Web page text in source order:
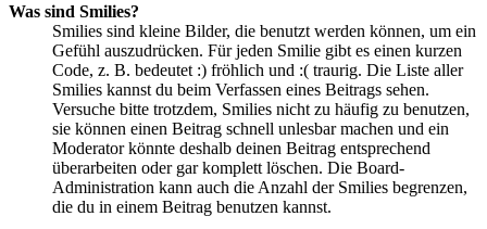
Was sind Smilies?
Smilies sind kleine Bilder, die benutzt werden können, um ein
Gefühl auszudrücken. Für jeden Smilie gibt es einen kurzen
Code, z. B. bedeutet :) fröhlich und :( traurig. Die Liste aller
Smilies kannst du beim Verfassen eines Beitrags sehen.
Versuche bitte trotzdem, Smilies nicht zu häufig zu benutzen,
sie können einen Beitrag schnell unlesbar machen und ein
Moderator könnte deshalb deinen Beitrag entsprechend
überarbeiten oder gar komplett löschen. Die Board-
Administration kann auch die Anzahl der Smilies begrenzen,
die du in einem Beitrag benutzen kannst.